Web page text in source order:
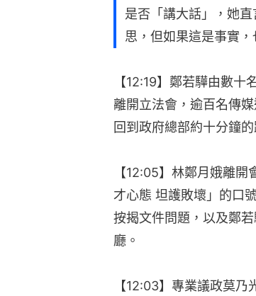
是否「講大話」，她
思，但如果這是事實，
【12:19】鄭若驊由數
離開立法會，逾百名傳
回到政府總部約十分鐘
【12:05】林鄭月娥離
才心態 坦護敗壞」的口
按揭文件問題，以及鄭
廳。
【12:03】專業議政莫